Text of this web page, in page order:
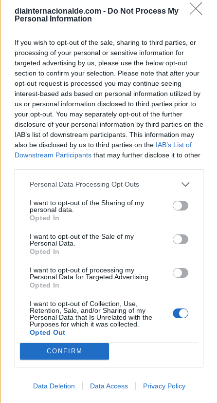
diainternacionalde.com - Do Not Process My
Personal Information
If you wish to opt-out of the sale, sharing to third parties, or
processing of your personal or sensitive information for
targeted advertising by us, please use the below opt-out
section to confirm your selection. Please note that after your
opt-out request is processed you may continue seeing
interest-based ads based on personal information utilized by
us or personal information disclosed to third parties prior to
your opt-out. You may separately opt-out of the further
disclosure of your personal information by third parties on the
IAB’s list of downstream participants. This information may
also be disclosed by us to third parties on the IAB’s List of
Downstream Participants that may further disclose it to other
Personal Data Processing Opt Outs
I want to opt-out of the Sharing of my
personal data.
Opted In
I want to opt-out of the Sale of my
Personal Data.
Opted In
I want to opt-out of processing my
Personal Data for Targeted Advertising.
Opted In
I want to opt-out of Collection, Use,
Retention, Sale, and/or Sharing of my
Personal Data that Is Unrelated with the
Purposes for which it was collected.
Opted Out
CONFIRM
Data Deletion Data Access Privacy Policy
3
4 5 6 7 8
10
11 12
17
18 19 20 21 22
23
24
25 26 27 28 29 30
Julio
Lu Ma Mi Ju Vi Sá
Do
1
2 3 4 5 6
7
8
9 10 11 12 13
14
15
16 17 18 19 20
21
22
23 24 25 26 27
28
29
30 31
Lu Ma Mi Ju Vi
Do
7
11
12
13 14 15 16
21 22
26
27 28 29 30
Festividad de la Asunción de la Virgen
Septiembre
1